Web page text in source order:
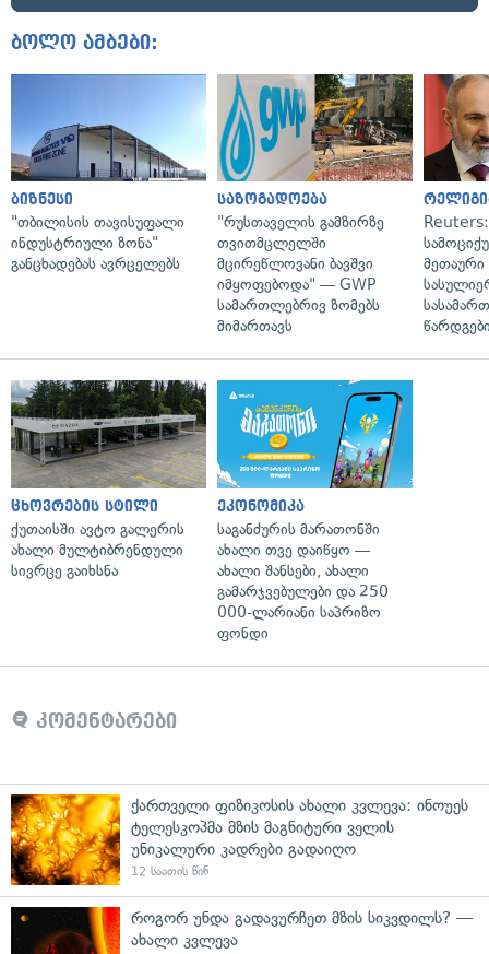
ბოლო ამბები:
ბიზნესი
"თბილისის თავისუფალი
ინდუსტრიული ზონა"
განცხადებას ავრცელებს
საზოგადოება
"რუსთაველის გამზირზე
თვითმცლელში
მცირეწლოვანი ბავშვი
იმყოფებოდა" — GWP
სამართლებრივ ზომებს
მიმართავს
მეთაური
ცხოვრების სტილი
ქუთაისში ავტო გალერის
ახალი მულტიბრენდული
სივრცე გაიხსნა
ეკონომიკა
საგანძურის მარათონში
ახალი თვე დაიწყო —
ახალი შანსები, ახალი
გამარჯვებულები და 250
000-ლარიანი საპრიზო
ფონდი
კომენტარები
ქართველი ფიზიკოსის ახალი კვლევა: ინოუეს
ტელესკოპმა მზის მაგნიტური ველის
უნიკალური კადრები გადაიღო
12 საათის წინ
როგორ უნდა გადავურჩეთ მზის სიკვდილს? —
ახალი კვლევა